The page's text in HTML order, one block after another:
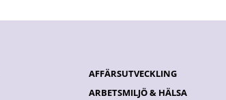
AFFÄRSUTVECKLING
ARBETSMILJÖ & HÄLSA